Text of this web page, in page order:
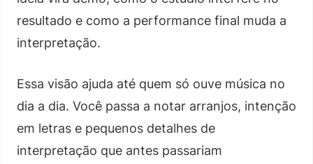
resultado e como a performance final muda a
interpretação.
Essa visão ajuda até quem só ouve música no
dia a dia. Você passa a notar arranjos, intenção
em letras e pequenos detalhes de
interpretação que antes passariam